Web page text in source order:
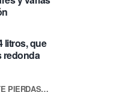
litros, que
redonda
PIERDAS…